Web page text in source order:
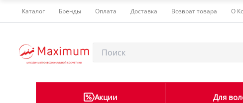
Каталог Бренды Оплата Доставка Возврат товара О
Акции Для